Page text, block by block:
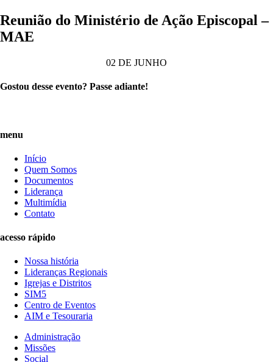
Reunião do Ministério de Ação Episcopal –
MAE
02 DE JUNHO
Gostou desse evento? Passe adiante!
menu
Início
Quem Somos
Documentos
Liderança
Multimídia
Contato
acesso rápido
Nossa história
Lideranças Regionais
Igrejas e Distritos
SIM5
Centro de Eventos
AIM e Tesouraria
Administração
Missões
Social